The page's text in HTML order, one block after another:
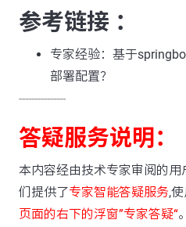
参考链接 ：
专家经验：基于
部署配置？
---------------
答疑服务说明：
本内容经由技术专家审阅的
们提供了专家智能答疑服务,
页面的右下的浮窗”专家答疑“